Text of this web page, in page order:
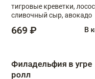
тигровые креветки,
сливочный сыр, авокадо
669 ₽ В
Филадельфия в угре
ролл